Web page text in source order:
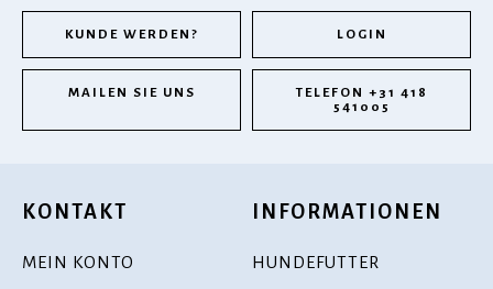
KUNDE WERDEN? LOGIN
MAILEN SIE UNS
TELEFON +31 418
541005
KONTAKT
MEIN KONTO
INFORMATIONEN
HUNDEFUTTER